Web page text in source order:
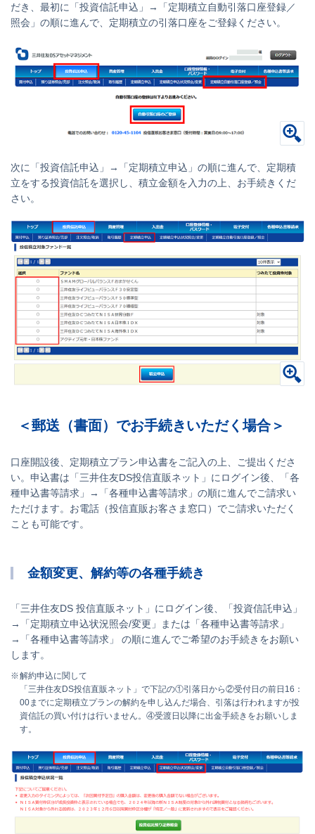
だき、最初に「投資信託申込」→「定期積立自動引落口座登録／
照会」の順に進んで、定期積立の引落口座をご登録ください。
次に「投資信託申込」→「定期積立申込」の順に進んで、定期積
立をする投資信託を選択し、積立金額を入力の上、お手続きくだ
さい。
＜郵送（書面）でお手続きいただく場合＞
口座開設後、定期積立プラン申込書をご記入の上、ご提出くださ
い。申込書は「三井住友DS投信直販ネット」にログイン後、「各
種申込書等請求」→「各種申込書等請求」の順に進んでご請求い
ただけます。お電話（投信直販お客さま窓口）でご請求いただく
ことも可能です。
金額変更、解約等の各種手続き
「三井住友DS 投信直販ネット」にログイン後、「投資信託申込」
→「定期積立申込状況照会/変更」または「各種申込書等請求」
→「各種申込書等請求」 の順に進んでご希望のお手続きをお願い
します。
解約申込に関して
「三井住友DS投信直販ネット」で下記の①引落日から②受付日の前日16：
00までに定期積立プランの解約を申し込んだ場合、引落は行われますが投
資信託の買い付けは行いません。④受渡日以降に出金手続きをお願いしま
す。